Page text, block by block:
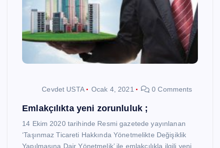
Cevdet USTA Ocak 4, 2021 0 Comments
Emlakçılıkta yeni zorunluluk ;
14 Ekim 2020 tarihinde Resmi gazetede yayınlanan
‘Taşınmaz Ticareti Hakkında Yönetmelikte Değişiklik
Yapılmasına Dair Yönetmelik’ ile emlakçılıkla ilgili yeni